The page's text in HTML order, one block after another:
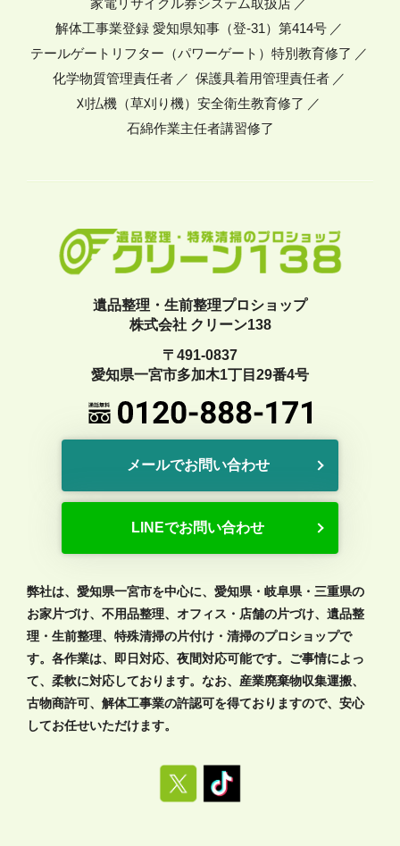
家電リサイクル券システム取扱店
解体工事業登録 愛知県知事（登-31）第414号
テールゲートリフター（パワーゲート）特別教育修了
化学物質管理責任者
保護具着用管理責任者
刈払機（草刈り機）安全衛生教育修了
石綿作業主任者講習修了
遺品整理・生前整理プロショップ
株式会社 クリーン138
〒491-0837
愛知県一宮市多加木1丁目29番4号
メールでお問い合わせ
LINEでお問い合わせ
弊社は、愛知県一宮市を中心に、愛知県・岐阜県・三重県の
お家片づけ、不用品整理、オフィス・店舗の片づけ、遺品整
理・生前整理、特殊清掃の片付け・清掃のプロショップで
す。各作業は、即日対応、夜間対応可能です。ご事情によっ
て、柔軟に対応しております。なお、産業廃棄物収集運搬、
古物商許可、解体工事業の許認可を得ておりますので、安心
してお任せいただけます。